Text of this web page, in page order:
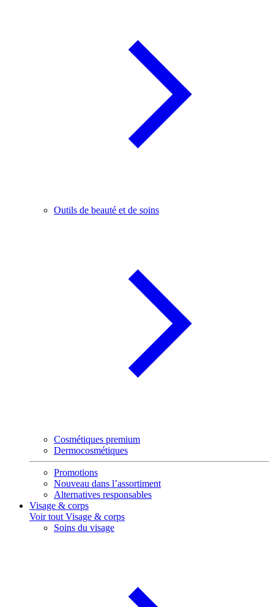
Outils de beauté et de soins
Cosmétiques premium
Dermocosmétiques
Promotions
Nouveau dans l’assortiment
Alternatives responsables
Visage & corps
Voir tout Visage & corps
Soins du visage